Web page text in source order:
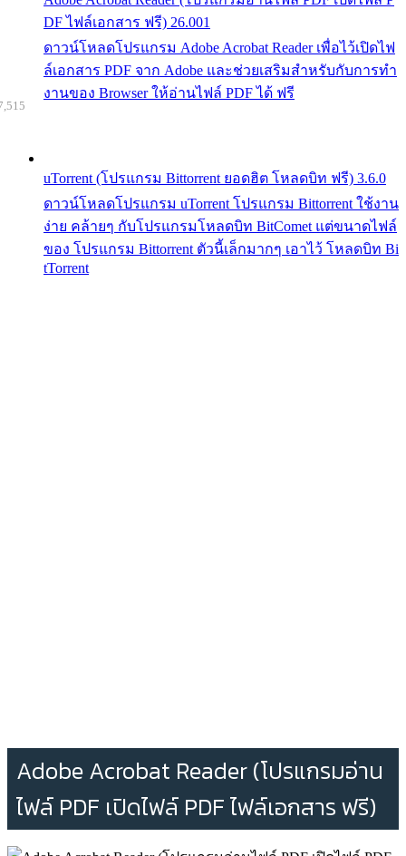
DF ไฟล์เอกสาร ฟรี) 26.001
ดาวน์โหลดโปรแกรม Adobe Acrobat Reader เพื่อไว้เปิดไฟ
ล์เอกสาร PDF จาก Adobe และช่วยเสริมสำหรับกับการทำ
งานของ Browser ให้อ่านไฟล์ PDF ได้ ฟรี
uTorrent (โปรแกรม Bittorrent ยอดฮิต โหลดบิท ฟรี) 3.6.0
ดาวน์โหลดโปรแกรม uTorrent โปรแกรม Bittorrent ใช้งาน
ง่าย คล้ายๆ กับโปรแกรมโหลดบิท BitComet แต่ขนาดไฟล์
ของ โปรแกรม Bittorrent ตัวนี้เล็กมากๆ เอาไว้ โหลดบิท Bi
tTorrent
Adobe Acrobat Reader (โปรแกรมอ่าน
ไฟล์ PDF เปิดไฟล์ PDF ไฟล์เอกสาร ฟรี)